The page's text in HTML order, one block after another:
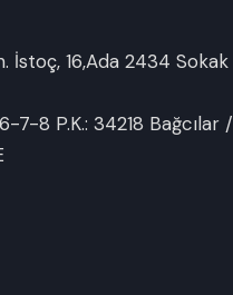
İstoç, 16,Ada 2434 Sokak
7-8 P.K.: 34218 Bağcılar /